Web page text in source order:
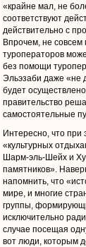
«крайне мал, не
соответствуют
действительно с
Впрочем, не
туроператоров
без помощи
Эльэзаби даже «не
будет
правительство
самостоятельные
Интересно, что при
«культурных
Шарм-эль-Шейх и
памятников».
напомнить, что
мире, и многие
группы,
исключительно
случае посещая
вот люди, которым